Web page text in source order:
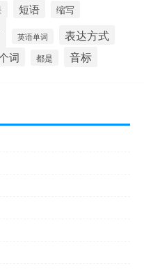
短语 缩写
英语单词 表达方式
词 都是 音标